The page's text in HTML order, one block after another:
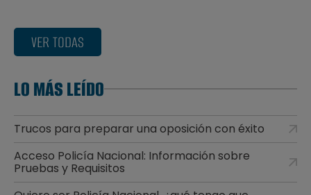
VER TODAS
LO MÁS LEÍDO
Trucos para preparar una oposición con éxito
Acceso Policía Nacional: Información sobre
Pruebas y Requisitos